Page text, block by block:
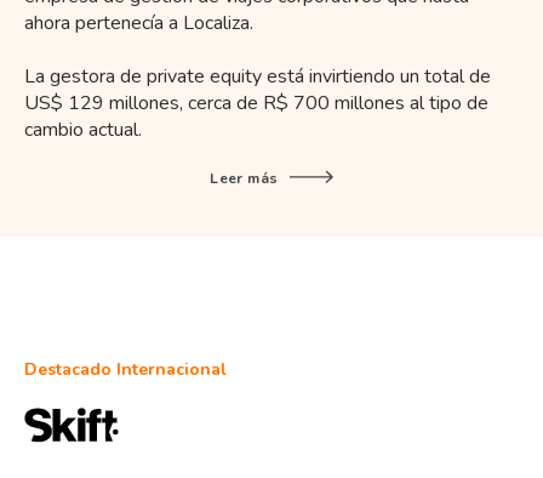
ahora pertenecía a Localiza.
La gestora de private equity está invirtiendo un total de
US$ 129 millones, cerca de R$ 700 millones al tipo de
cambio actual.
Leer más
Destacado Internacional